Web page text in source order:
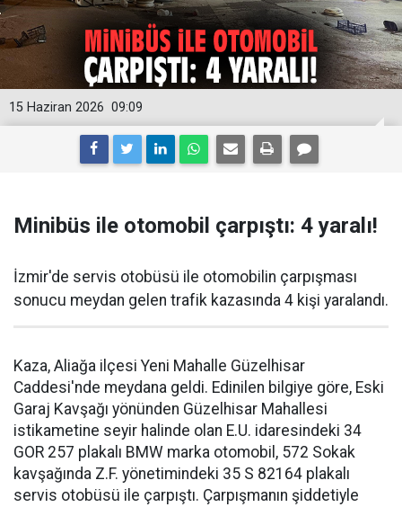
09:09
15 Haziran 2026
Minibüs ile otomobil çarpıştı: 4 yaralı!
İzmir'de servis otobüsü ile otomobilin çarpışması
sonucu meydan gelen trafik kazasında 4 kişi yaralandı.
Kaza, Aliağa ilçesi Yeni Mahalle Güzelhisar
Caddesi'nde meydana geldi. Edinilen bilgiye göre, Eski
Garaj Kavşağı yönünden Güzelhisar Mahallesi
istikametine seyir halinde olan E.U. idaresindeki 34
GOR 257 plakalı BMW marka otomobil, 572 Sokak
kavşağında Z.F. yönetimindeki 35 S 82164 plakalı
servis otobüsü ile çarpıştı. Çarpışmanın şiddetiyle